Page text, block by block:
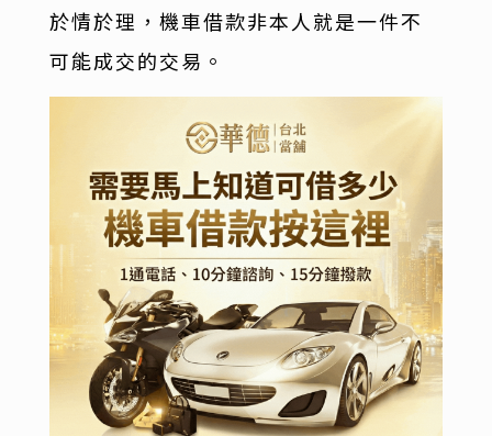
於情於理，機車借款非本人就是一件不
可能成交的交易。